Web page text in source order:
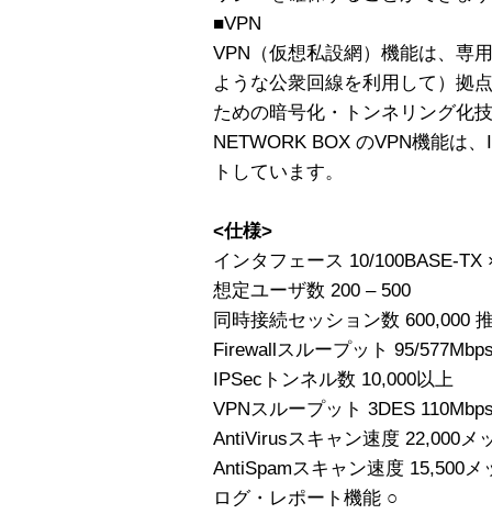
■VPN
VPN（仮想私設網）機能は、専
ような公衆回線を利用して）拠
ための暗号化・トンネリング化
NETWORK BOX のVPN機能は
トしています。
<仕様>
インタフェース 10/100BASE-TX
想定ユーザ数 200 – 500
同時接続セッション数 600,000
Firewallスループット 95/
IPSecトンネル数 10,000以上
VPNスループット 3DES
AntiVirusスキャン速度 22,000メ
AntiSpamスキャン速度 15,500メ
ログ・レポート機能 ○